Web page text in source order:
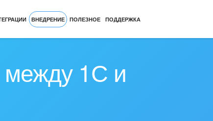
ВНЕДРЕНИЕ ПОЛЕЗНОЕ ПОДДЕРЖКА
между 1С и